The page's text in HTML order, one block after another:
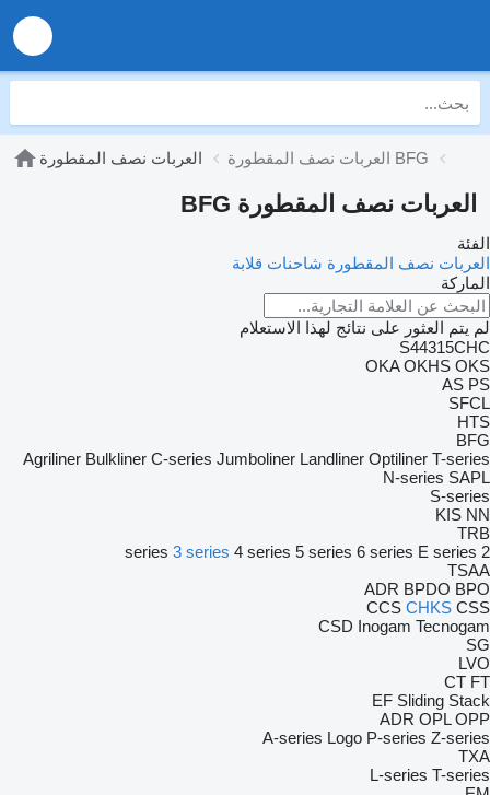
العربات نصف المقطورة العربات نصف المقطورة BFG
العربات نصف المقطورة BFG
الفئة
العربات نصف المقطورة شاحنات قلابة
الماركة
لم يتم العثور على نتائج لهذا الاستعلام
S44315CHC
OKA OKHS OKS
AS PS
SFCL
HTS
BFG
Agriliner Bulkliner C-series Jumboliner Landliner Optiliner T-series
N-series SAPL
S-series
KIS NN
TRB
2 series
3 series 4 series 5 series 6 series E series
TSAA
ADR BPDO BPO
CCS CHKS CSS
CSD Inogam Tecnogam
SG
LVO
CT FT
EF Sliding Stack
ADR OPL OPP
A-series Logo P-series Z-series
TXA
L-series T-series